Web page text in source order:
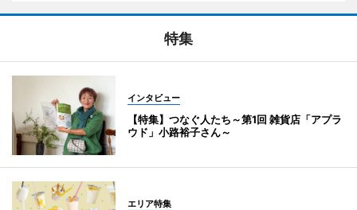
特集
インタビュー
【特集】つなぐ人たち～第1回 雑貨店「アプラ
ウド」小路裕子さん～
エリア特集